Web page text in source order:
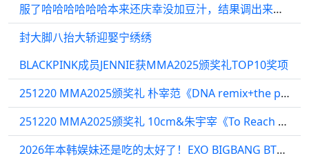
服了哈哈哈哈哈哈本来还庆幸没加豆汁，结果调出来的特调跟豆汁一个颜色
封大脚八抬大轿迎娶宁绣绣
BLACKPINK成员JENNIE获MMA2025颁奖礼TOP10奖项
251220 MMA2025颁奖礼 朴宰范《DNA remix+the purge》现场 -mma直播
251220 MMA2025颁奖礼 10cm&朱宇宰《To Reach You》现场-mma直播
2026年本韩娱妹还是吃的太好了！EXO BIGBANG BTS BLACKPINK